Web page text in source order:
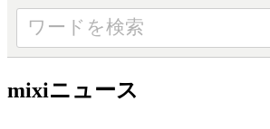
mixiニュース